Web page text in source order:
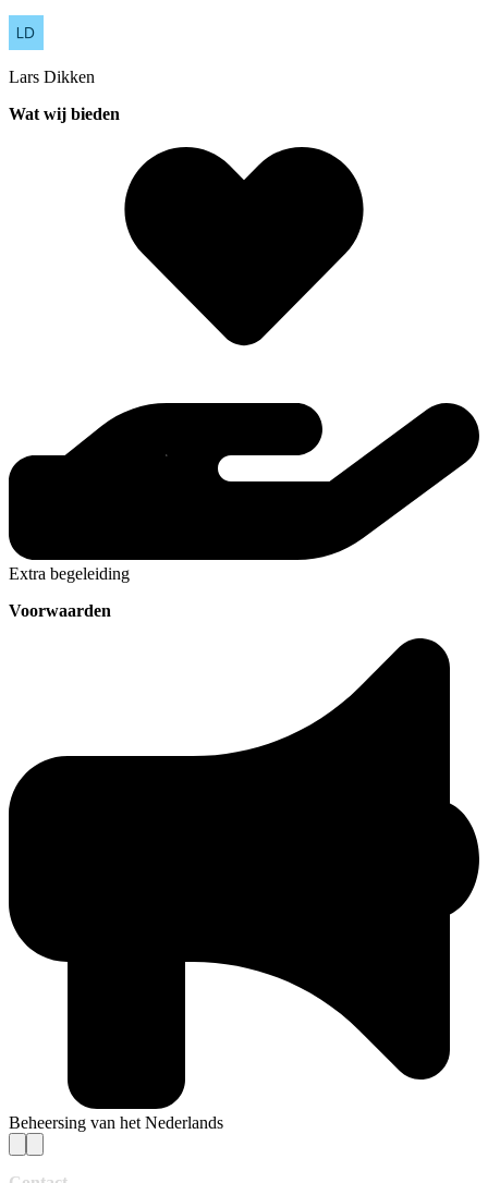
Lars Dikken
Wat wij bieden
Extra begeleiding
Voorwaarden
Beheersing van het Nederlands